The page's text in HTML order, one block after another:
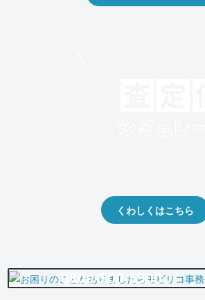
くわしくはこちら
0800-500-5500